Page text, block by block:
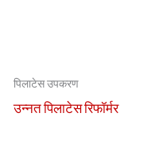
पिलाटेस उपकरण
उन्नत पिलाटेस रिफॉर्मर